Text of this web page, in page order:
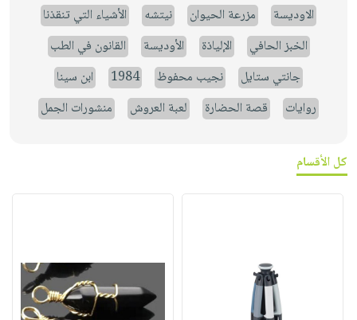
الاوديسة
مزرعة الحيوان نيتشه
الأشياء التي تنقذنا
الخبز الحافي
الإلياذة الأوديسة
القانون في الطب
جانتي ستايل
نجيب محفوظ 1984
ابن سينا
روايات
قصة الحضارة لعبة العروش منشورات الجمل
كل الأقسام